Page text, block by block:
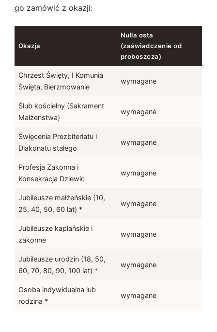
go zamówić z okazji:
Okazja
Nulla osta
(zaświadczenie od
proboszcza)
Chrzest Święty, I Komunia
Święta, Bierzmowanie
wymagane
Ślub kościelny (Sakrament
Małżeństwa)
wymagane
Święcenia Prezbiteriatu i
Diakonatu stałego
wymagane
Profesja Zakonna i
Konsekracja Dziewic
wymagane
Jubileusze małżeńskie (10,
25, 40, 50, 60 lat) *
wymagane
Jubileusze kapłańskie i
zakonne
wymagane
Jubileusze urodzin (18, 50,
60, 70, 80, 90, 100 lat) *
wymagane
Osoba indywidualna lub
rodzina *
wymagane